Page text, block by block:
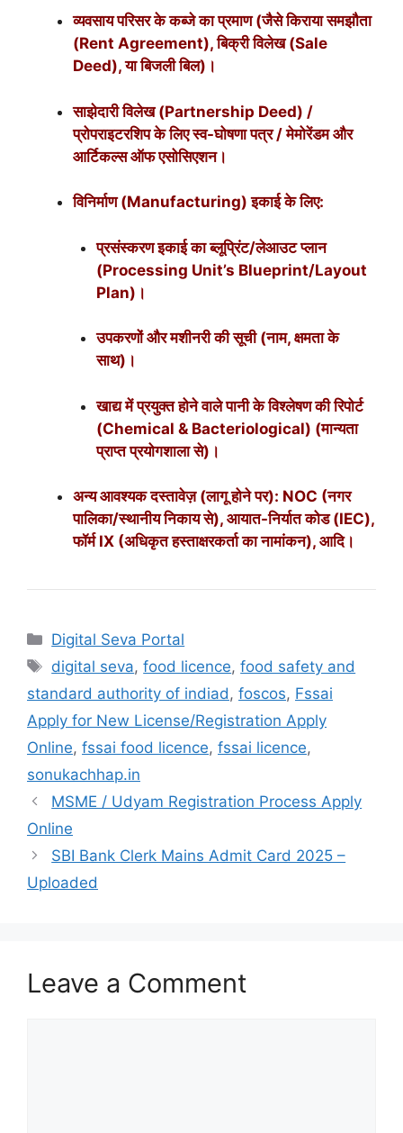
व्यवसाय परिसर के कब्जे का प्रमाण (जैसे किराया समझौता
(Rent Agreement), बिक्री विलेख (Sale
Deed), या बिजली बिल)।
साझेदारी विलेख (Partnership Deed) /
प्रोपराइटरशिप के लिए स्व-घोषणा पत्र / मेमोरेंडम और
आर्टिकल्स ऑफ एसोसिएशन।
विनिर्माण (Manufacturing) इकाई के लिए:
प्रसंस्करण इकाई का ब्लूप्रिंट/लेआउट प्लान
(Processing Unit’s Blueprint/Layout
Plan)।
उपकरणों और मशीनरी की सूची (नाम, क्षमता के
साथ)।
खाद्य में प्रयुक्त होने वाले पानी के विश्लेषण की रिपोर्ट
(Chemical & Bacteriological) (मान्यता
प्राप्त प्रयोगशाला से)।
अन्य आवश्यक दस्तावेज़ (लागू होने पर): NOC (नगर
पालिका/स्थानीय निकाय से), आयात-निर्यात कोड (IEC),
फॉर्म IX (अधिकृत हस्ताक्षरकर्ता का नामांकन), आदि।
Digital Seva Portal
digital seva,food licence,food safety and
standard authority of indiad, foscos, Fssai
Apply for New License/Registration Apply
Online, fssai food licence, fssai licence,
sonukachhap.in
MSME / Udyam Registration Process Apply
Online
SBI Bank Clerk Mains Admit Card 2025 –
Uploaded
Leave a Comment